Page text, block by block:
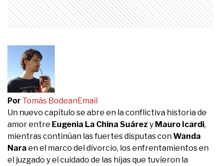
Por Tomás BodeanEmail
Un nuevo capítulo se abre en la conflictiva historia de
amor entre Eugenia La China Suárez y Mauro Icardi,
mientras continúan las fuertes disputas conWanda
Nara en el marco del divorcio, los enfrentamientos en
el juzgado y el cuidado de las hijas que tuvieron la